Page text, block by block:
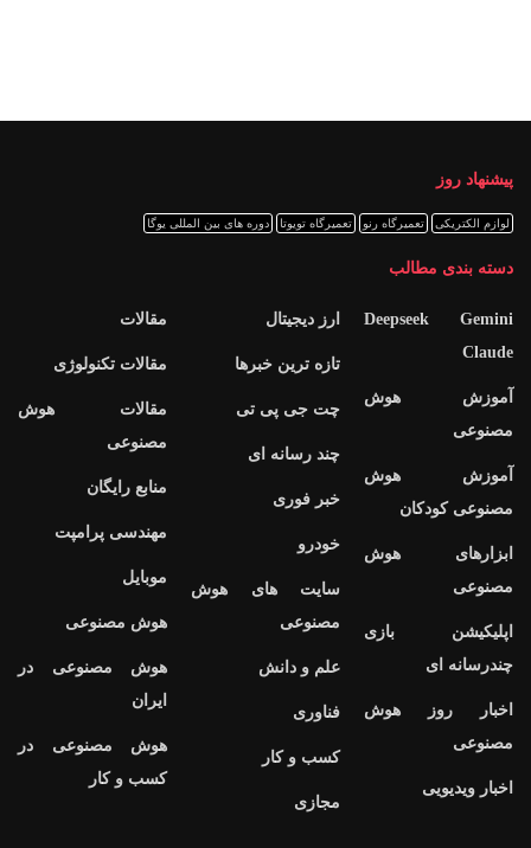
پیشنهاد روز
لوازم الکتریکی تعمیرگاه رنو تعمیرگاه تویوتا دوره های بین المللی یوگا
دسته بندی مطالب
Deepseek Gemini
Claude
آموزش هوش
مصنوعی
آموزش هوش
مصنوعی کودکان
ابزارهای هوش
مصنوعی
اپلیکیشن بازی
چندرسانه ای
اخبار روز هوش
مصنوعی
اخبار ویدیویی
ارز دیجیتال
تازه ترین خبرها
چت جی پی تی
چند رسانه ای
خبر فوری
خودرو
سایت های هوش
مصنوعی
علم و دانش
فناوری
کسب و کار
مجازی
مقالات
مقالات تکنولوژی
مقالات هوش
مصنوعی
منابع رایگان
مهندسی پرامپت
موبایل
هوش مصنوعی
هوش مصنوعی در
ایران
هوش مصنوعی در
کسب و کار